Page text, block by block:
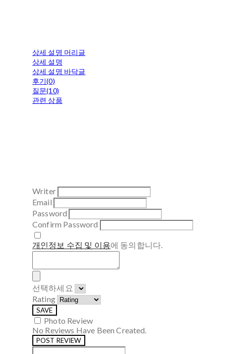
상세 설명 머리글
상세 설명
상세 설명 바닥글
후기(0)
질문(10)
관련 상품
Writer
Email
Password
Confirm Password
개인정보 수집 및 이용에 동의합니다.
선택하세요
Rating
SAVE
Photo Review
No Reviews Have Been Created.
POST REVIEW